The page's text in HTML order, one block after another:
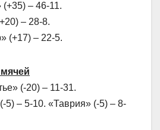
– 46-11.
– 28-8.
(+17) – 22-5.
(-20) – 11-31.
5) – 5-10. «Таврия» (-5) – 8-